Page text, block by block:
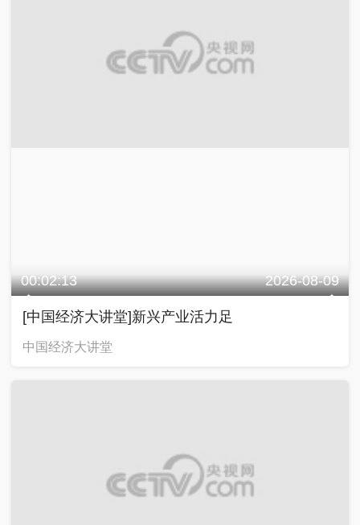
00:02:13 2026-08-09
[中国经济大讲堂]新兴产业活力足
中国经济大讲堂